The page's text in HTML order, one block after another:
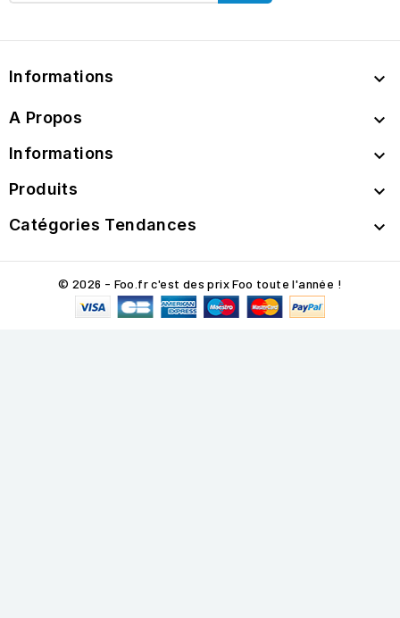
Informations 
A Propos 
Informations 
Produits 
Catégories Tendances 
© 2026 - Foo.fr c'est des prix Foo toute l'année !